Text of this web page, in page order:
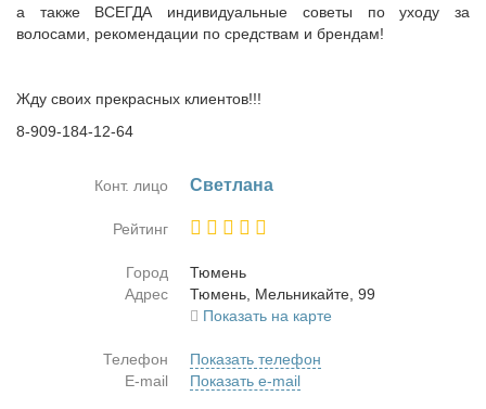
а также ВСЕГДА индивидуальные советы по уходу за
волосами, рекомендации по средствам и брендам!
Жду своих прекрасных клиентов!!!
8-909-184-12-64
Конт. лицо Свет­ла­на
Рейтинг
Город
Тю­мень
Адрес
Тю­мень, Мель­ни­кай­те, 99
Показать на карте
Телефон
Показать телефон
E-mail
Показать e-mail